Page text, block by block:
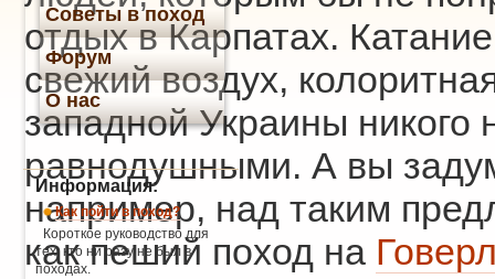
отдых в Карпатах.
свежий воздух,
западной Украины никого
равнодушными. А вы
например, над таким
как пеший поход на
Советы в поход
Форум
О нас
Информация:
Как пойти в поход?
Короткое руководство для
тех, кто ни разу не был в
походах.